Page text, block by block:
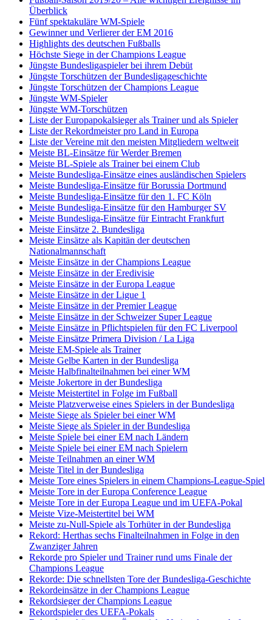
Überblick
Fünf spektakuläre WM-Spiele
Gewinner und Verlierer der EM 2016
Highlights des deutschen Fußballs
Höchste Siege in der Champions League
Jüngste Bundesligaspieler bei ihrem Debüt
Jüngste Torschützen der Bundesligageschichte
Jüngste Torschützen der Champions League
Jüngste WM-Spieler
Jüngste WM-Torschützen
Liste der Europapokalsieger als Trainer und als Spieler
Liste der Rekordmeister pro Land in Europa
Liste der Vereine mit den meisten Mitgliedern weltweit
Meiste BL-Einsätze für Werder Bremen
Meiste BL-Spiele als Trainer bei einem Club
Meiste Bundesliga-Einsätze eines ausländischen Spielers
Meiste Bundesliga-Einsätze für Borussia Dortmund
Meiste Bundesliga-Einsätze für den 1. FC Köln
Meiste Bundesliga-Einsätze für den Hamburger SV
Meiste Bundesliga-Einsätze für Eintracht Frankfurt
Meiste Einsätze 2. Bundesliga
Meiste Einsätze als Kapitän der deutschen
Nationalmannschaft
Meiste Einsätze in der Champions League
Meiste Einsätze in der Eredivisie
Meiste Einsätze in der Europa League
Meiste Einsätze in der Ligue 1
Meiste Einsätze in der Premier League
Meiste Einsätze in der Schweizer Super League
Meiste Einsätze in Pflichtspielen für den FC Liverpool
Meiste Einsätze Primera Division / La Liga
Meiste EM-Spiele als Trainer
Meiste Gelbe Karten in der Bundesliga
Meiste Halbfinalteilnahmen bei einer WM
Meiste Jokertore in der Bundesliga
Meiste Meistertitel in Folge im Fußball
Meiste Platzverweise eines Spielers in der Bundesliga
Meiste Siege als Spieler bei einer WM
Meiste Siege als Spieler in der Bundesliga
Meiste Spiele bei einer EM nach Ländern
Meiste Spiele bei einer EM nach Spielern
Meiste Teilnahmen an einer WM
Meiste Titel in der Bundesliga
Meiste Tore eines Spielers in einem Champions-League-Spiel
Meiste Tore in der Europa Conference League
Meiste Tore in der Europa League und im UEFA-Pokal
Meiste Vize-Meistertitel bei WM
Meiste zu-Null-Spiele als Torhüter in der Bundesliga
Rekord: Herthas sechs Finalteilnahmen in Folge in den
Zwanziger Jahren
Rekorde pro Spieler und Trainer rund ums Finale der
Champions League
Rekorde: Die schnellsten Tore der Bundesliga-Geschichte
Rekordeinsätze in der Champions League
Rekordsieger der Champions League
Rekordspieler des UEFA-Pokals